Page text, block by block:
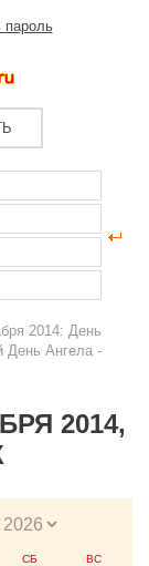
пароль
2014: День
День Ангела -
2014,
СБ ВС